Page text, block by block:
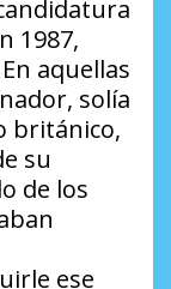
1987,
aquellas
solía
británico,
su
de los
ese